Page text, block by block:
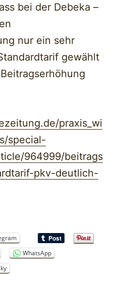
bei der Debeka –
nur ein sehr
gewählt
praxis_wi
special-
964999/beitrags
pkv-deutlich-
WhatsApp